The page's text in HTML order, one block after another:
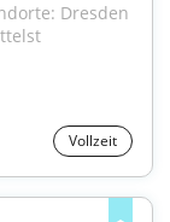
Dresden
Vollzeit